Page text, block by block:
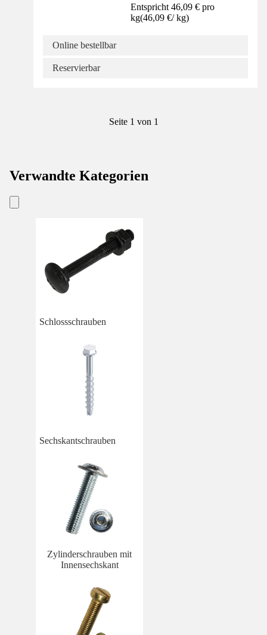
Entspricht 46,09 € pro
kg(46,09 €/ kg)
Online bestellbar
Reservierbar
Seite 1 von 1
Verwandte Kategorien
Schlossschrauben
Sechskantschrauben
Zylinderschrauben mit
Innensechskant